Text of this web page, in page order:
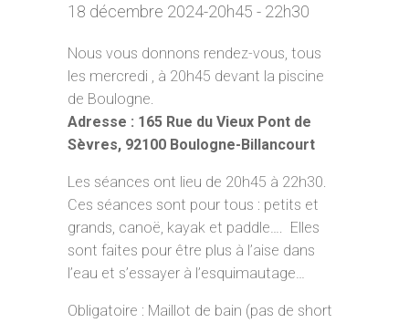
18 décembre 2024-20h45 - 22h30
Nous vous donnons rendez-vous, tous
les mercredi , à 20h45 devant la piscine
de Boulogne.
Adresse : 165 Rue du Vieux Pont de
Sèvres, 92100 Boulogne-Billancourt
Les séances ont lieu de 20h45 à 22h30.
Ces séances sont pour tous : petits et
grands, canoë, kayak et paddle…. Elles
sont faites pour être plus à l’aise dans
l’eau et s’essayer à l’esquimautage…
Obligatoire : Maillot de bain (pas de short